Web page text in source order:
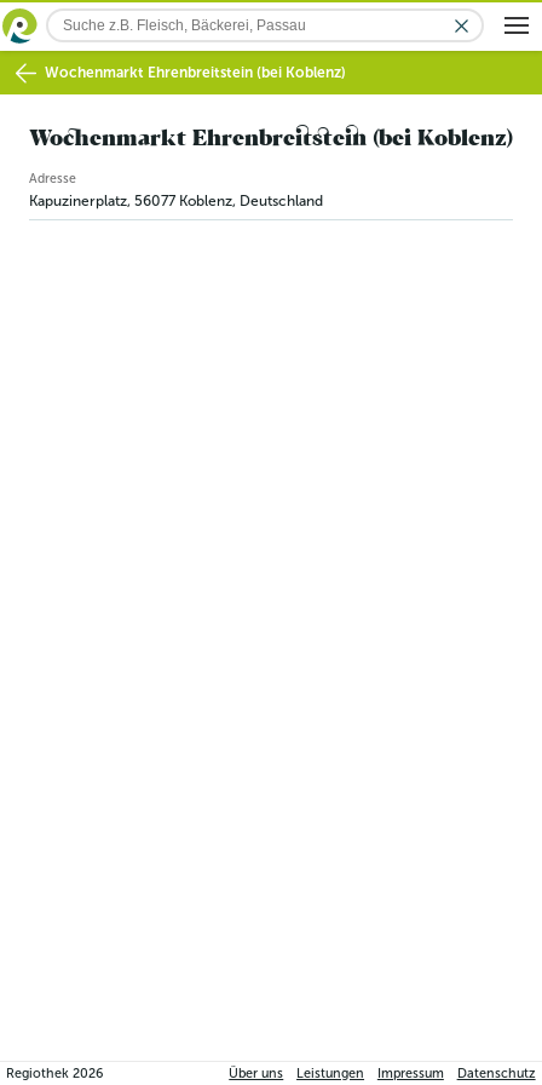
Wochenmarkt Ehrenbreitstein (bei Koblenz)
Wochenmarkt Ehrenbreitstein (bei Koblenz)
Adresse
Kapuzinerplatz, 56077 Koblenz, Deutschland
Regiothek2026 Über uns Leistungen Impressum Datenschutz